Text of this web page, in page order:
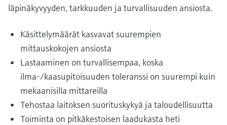
läpinäkyvyyden, tarkkuuden ja turvallisuuden ansiosta.
Käsittelymäärät kasvavat suurempien
mittauskokojen ansiosta
Lastaaminen on turvallisempaa, koska
ilma-/kaasupitoisuuden toleranssi on suurempi kuin
mekaanisilla mittareilla
Tehostaa laitoksen suorituskykyä ja taloudellisuutta
Toiminta on pitkäkestoisen laadukasta heti